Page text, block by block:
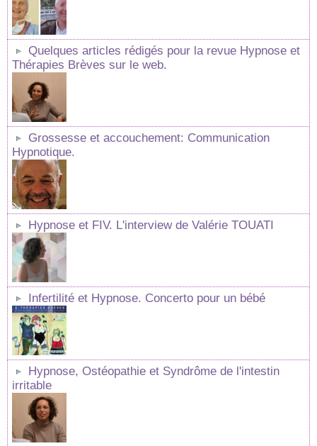
Quelques articles rédigés pour la revue Hypnose et
Thérapies Brèves sur le web.
Grossesse et accouchement: Communication
Hypnotique.
Hypnose et FIV. L'interview de Valérie TOUATI
Infertilité et Hypnose. Concerto pour un bébé
Hypnose, Ostéopathie et Syndrôme de l'intestin
irritable